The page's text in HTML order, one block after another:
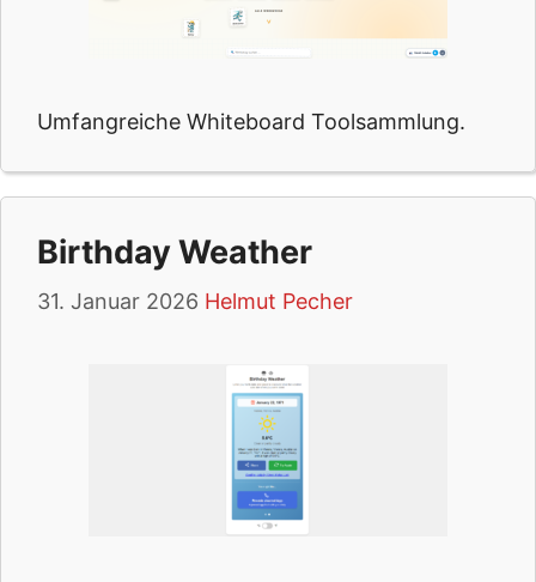
Umfangreiche Whiteboard Toolsammlung.
Birthday Weather
31. Januar 2026 Helmut Pecher